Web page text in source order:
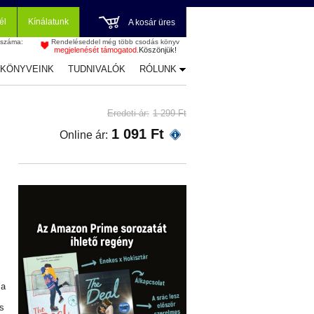
Kínálatunk A kosár üres
Rendeléseddel még több csodás könyv
megjelenését támogatod. Köszönjük!
TUDNIVALÓK RÓLUNK
Eredeti ár: 1 299 Ft
Online ár: 1 091 Ft